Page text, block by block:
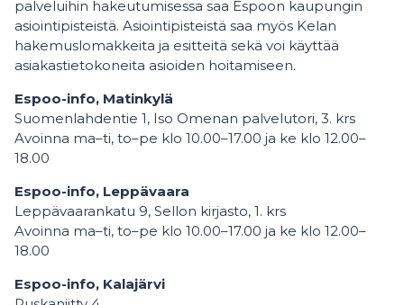
palveluihin hakeutumisessa saa Espoon kaupungin
asiointipisteistä. Asiointipisteistä saa myös Kelan
hakemuslomakkeita ja esitteitä sekä voi käyttää
asiakastietokoneita asioiden hoitamiseen.
Espoo-info, Matinkylä
Suomenlahdentie 1, Iso Omenan palvelutori, 3. krs
Avoinna ma–ti, to–pe klo 10.00–17.00 ja ke klo 12.00–
18.00
Espoo-info, Leppävaara
Leppävaarankatu 9, Sellon kirjasto, 1. krs
Avoinna ma–ti, to–pe klo 10.00–17.00 ja ke klo 12.00–
18.00
Espoo-info, Kalajärvi